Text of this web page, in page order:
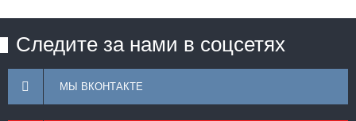
Следите за нами в соцсетях
МЫ ВКОНТАКТЕ